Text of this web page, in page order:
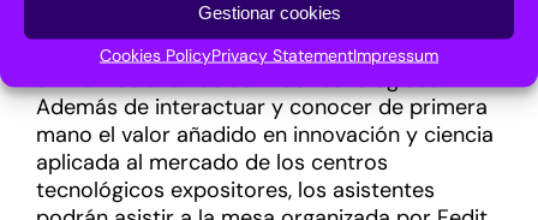
Gestionar cookies
Cookies PolicyPrivacy StatementImpressum
TECNALIA, TECNOVA y TEKNIKER conforman el
stand de Fedit, la organización que representa
a nivel nacional los centros tecnológicos.
Además de interactuar y conocer de primera
mano el valor añadido en innovación y ciencia
aplicada al mercado de los centros
tecnológicos expositores, los asistentes